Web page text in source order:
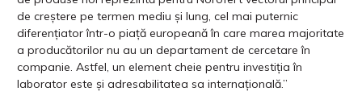
de creștere pe termen mediu și lung, cel mai puternic
diferențiator într-o piață europeană în care marea majoritate
a producătorilor nu au un departament de cercetare în
companie. Astfel, un element cheie pentru investiția în
laborator este și adresabilitatea sa internațională.”